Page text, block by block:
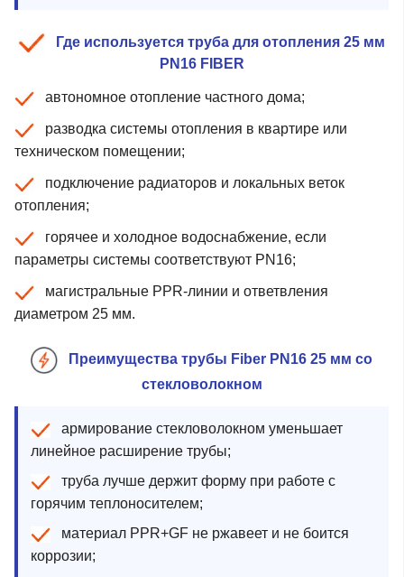
Где используется труба для отопления 25 мм
PN16 FIBER
автономное отопление частного дома;
разводка системы отопления в квартире или
техническом помещении;
подключение радиаторов и локальных веток
отопления;
горячее и холодное водоснабжение, если
параметры системы соответствуют PN16;
магистральные PPR-линии и ответвления
диаметром 25 мм.
Преимущества трубы Fiber PN16 25 мм со
стекловолокном
армирование стекловолокном уменьшает
линейное расширение трубы;
труба лучше держит форму при работе с
горячим теплоносителем;
материал PPR+GF не ржавеет и не боится
коррозии;